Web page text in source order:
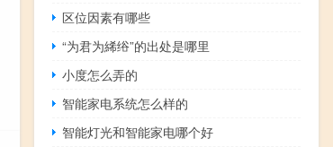
区位因素有哪些
“为君为絺绤”的出处是哪里
小度怎么弄的
智能家电系统怎么样的
智能灯光和智能家电哪个好